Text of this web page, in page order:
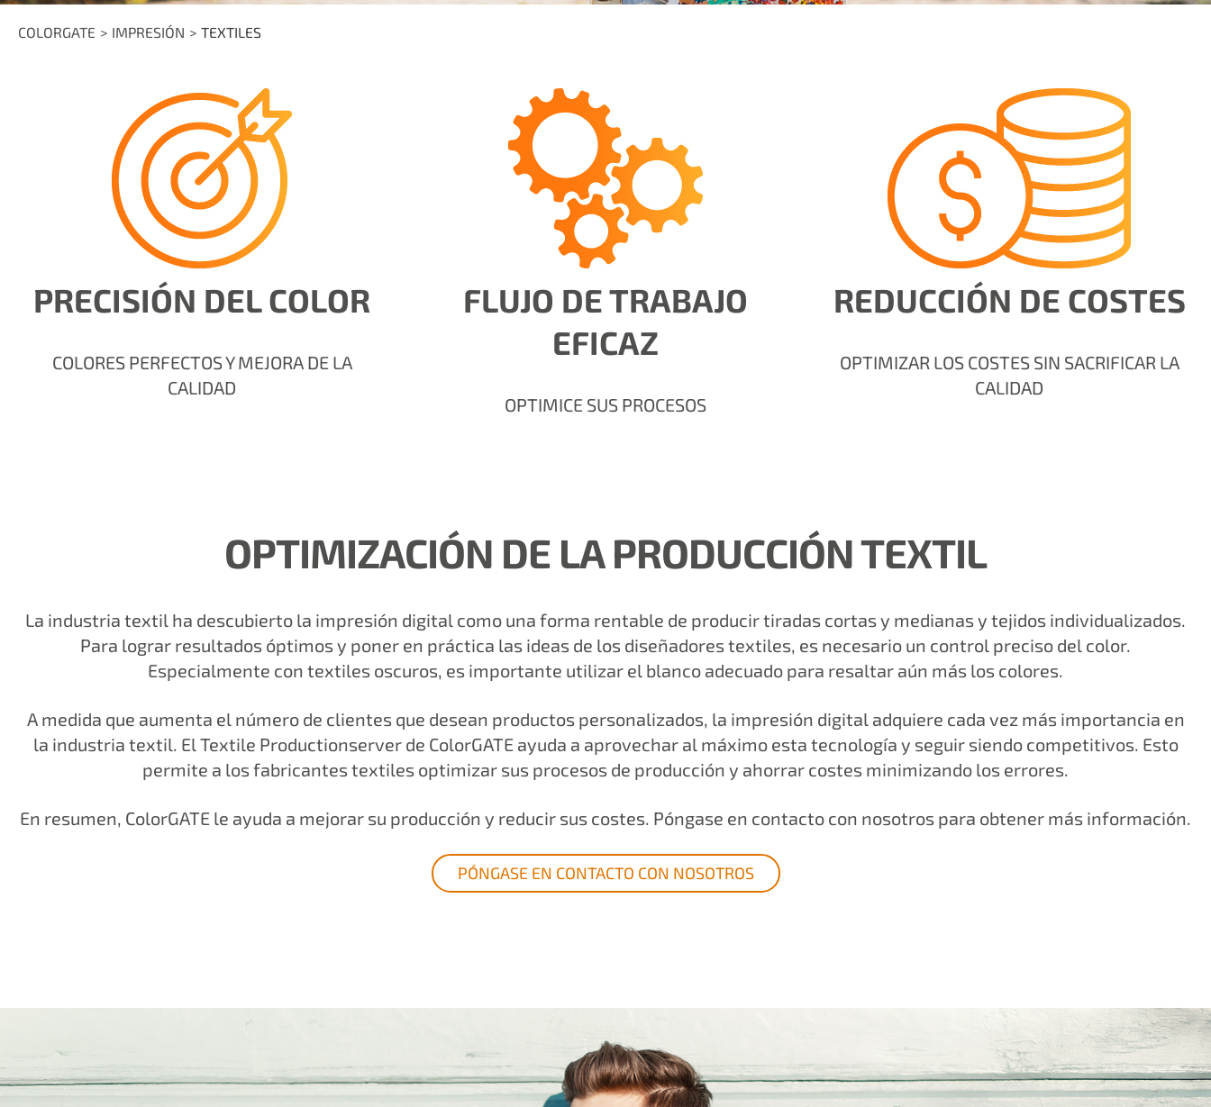
COLORGATE IMPRESIÓN TEXTILES
PRECISIÓN DEL COLOR
COLORES PERFECTOS Y MEJORA DE LA
CALIDAD
FLUJO DE TRABAJO
EFICAZ
OPTIMICE SUS PROCESOS
REDUCCIÓN DE COSTES
OPTIMIZAR LOS COSTES SIN SACRIFICAR LA
CALIDAD
OPTIMIZACIÓN DE LA PRODUCCIÓN TEXTIL
La industria textil ha descubierto la impresión digital como una forma rentable de producir tiradas cortas y medianas y tejidos individualizados.
Para lograr resultados óptimos y poner en práctica las ideas de los diseñadores textiles, es necesario un control preciso del color.
Especialmente con textiles oscuros, es importante utilizar el blanco adecuado para resaltar aún más los colores.
A medida que aumenta el número de clientes que desean productos personalizados, la impresión digital adquiere cada vez más importancia en
la industria textil. El Textile Productionserver de ColorGATE ayuda a aprovechar al máximo esta tecnología y seguir siendo competitivos. Esto
permite a los fabricantes textiles optimizar sus procesos de producción y ahorrar costes minimizando los errores.
En resumen, ColorGATE le ayuda a mejorar su producción y reducir sus costes. Póngase en contacto con nosotros para obtener más información.
PÓNGASE EN CONTACTO CON NOSOTROS